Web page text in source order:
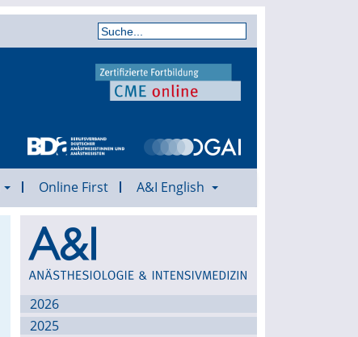
Online First A&I English
Archiv
2026
2025